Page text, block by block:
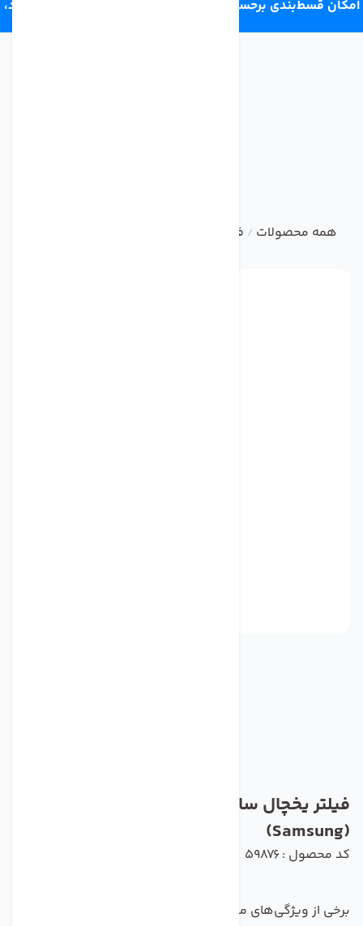
امکان قسط‌بندی برحسب اعتبار ترب‌پی 4 قسط ماهانه. بدون سود،
همه محصولات / فیلتر یخچال
فیلتر یخچال سامسونگ مدل موشکی
(Samsung)
کد محصول : 59876
برخی از ویژگی‌های مهم این محصول :